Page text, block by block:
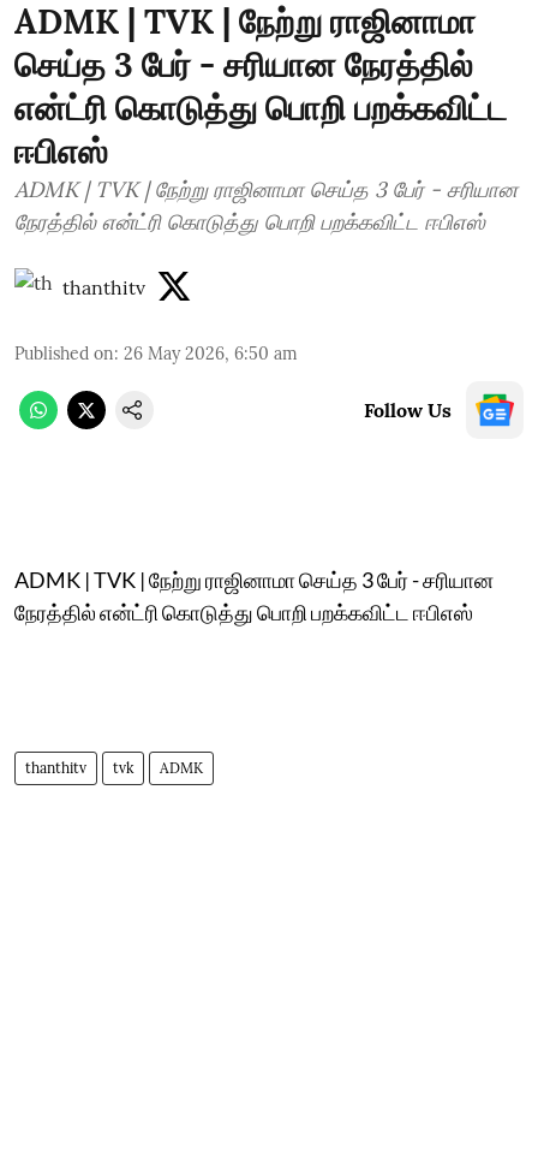
ADMK | TVK | நேற்று ராஜினாமா
செய்த 3 பேர் - சரியான நேரத்தில்
என்ட்ரி கொடுத்து பொறி பறக்கவிட்ட
ஈபிஎஸ்
ADMK | TVK | நேற்று ராஜினாமா செய்த 3 பேர் - சரியான
நேரத்தில் என்ட்ரி கொடுத்து பொறி பறக்கவிட்ட ஈபிஎஸ்
thanthitv
Published on: 26 May 2026, 6:50 am
Follow Us
ADMK | TVK | நேற்று ராஜினாமா செய்த 3 பேர் - சரியான
நேரத்தில் என்ட்ரி கொடுத்து பொறி பறக்கவிட்ட ஈபிஎஸ்
thanthitv tvk ADMK